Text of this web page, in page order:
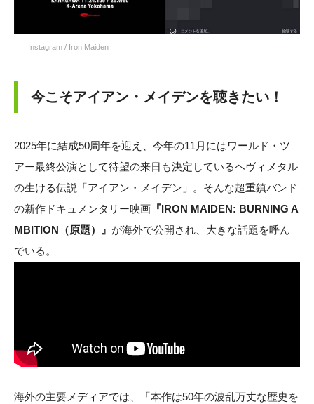
Instagram / Iron Maiden
今こそアイアン・メイデンを聴きたい！
2025年に結成50周年を迎え、今年の11月にはワールド・ツ
アー最終公演として待望の来日も決定しているヘヴィメタル
の生ける伝説「アイアン・メイデン」。そんな超重鎮バンド
の新作ドキュメンタリー映画 『IRON MAIDEN: BURNING A
MBITION（原題）』 が海外で公開され、大きな話題を呼ん
でいる。
海外の主要メディアでは、「本作は50年の波乱万丈な歴史を